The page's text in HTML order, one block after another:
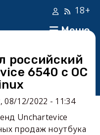
Меню
18+
российский
6540 с ОС
08/12/2022 - 11:34
Unchartevice
продаж ноутбука